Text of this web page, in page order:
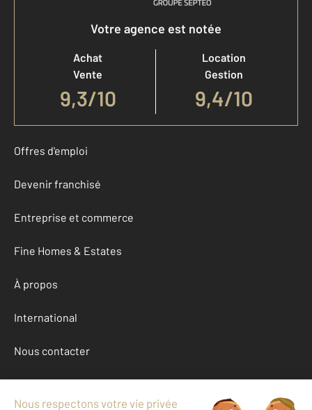
Votre agence est notée
Achat
Vente
9,3/10
Location
Gestion
9,4/10
Offres d'emploi
Devenir franchisé
Entreprise et commerce
Fine Homes & Estates
À propos
International
Nous contacter